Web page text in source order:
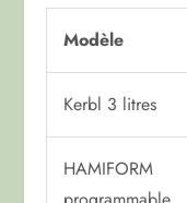
Modèle
Kerbl 3 litres
HAMIFORM